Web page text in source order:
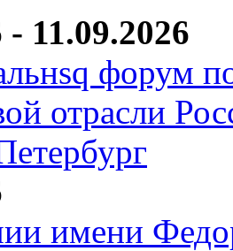
- 11.09.2026
форум
отрасли
имени